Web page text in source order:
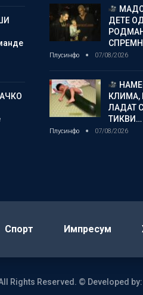
ДЕТЕ
Плусинфо 07/08/2026
КЛИМА,
ЛАДАТ
ТИКВИ…
Плусинфо 07/08/2026
Спорт Импресум
Rights Reserved. © Developed by: